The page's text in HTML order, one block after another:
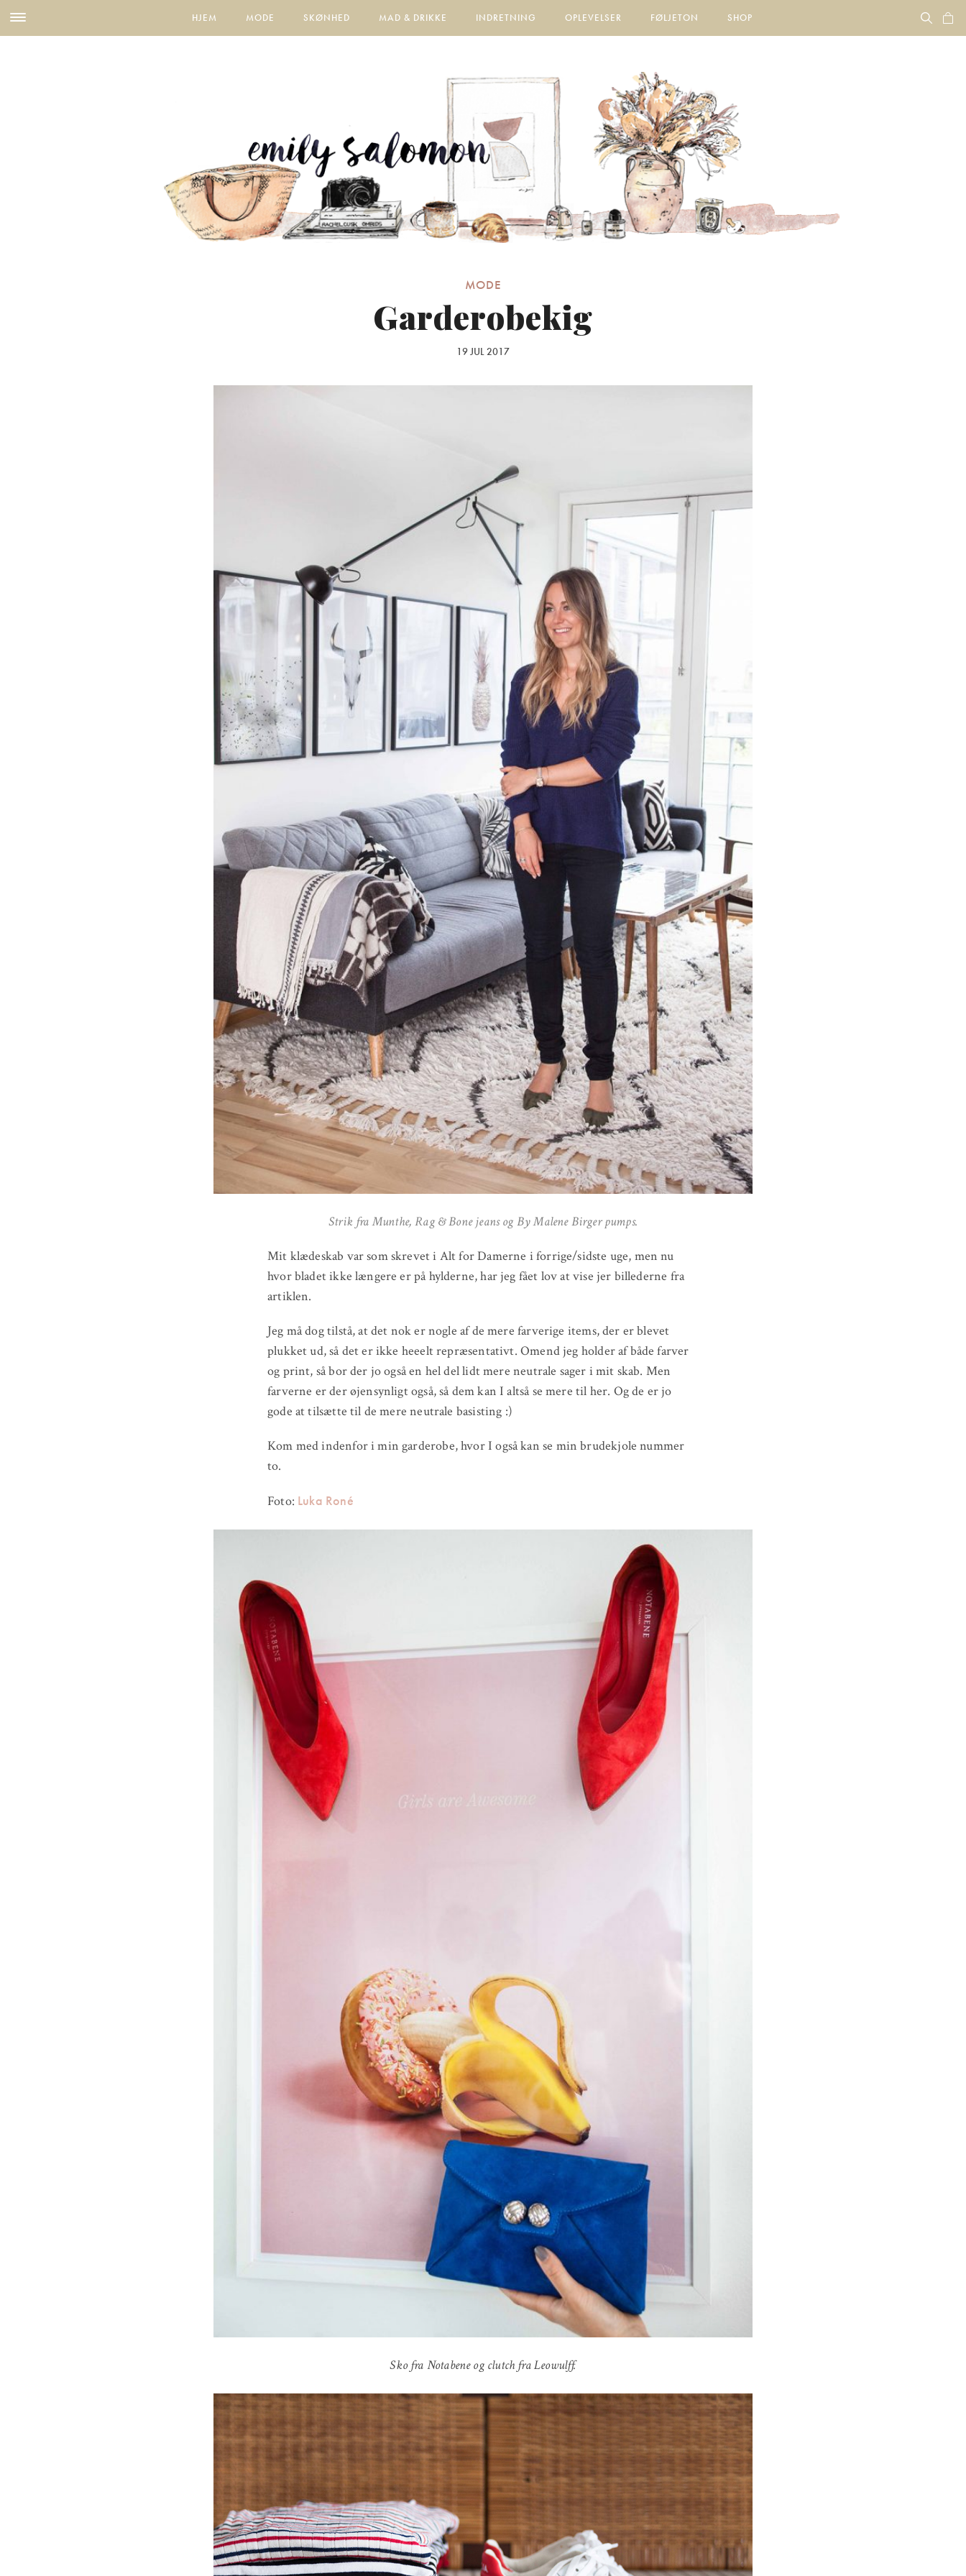
HJEM MODE SKØNHED MAD & DRIKKE INDRETNING OPLEVELSER FØLJETON SHOP
MODE
Garderobekig
19 JUL 2017
Strik fra Munthe, Rag & Bone jeans og By Malene Birger pumps.
Mit klædeskab var som skrevet i Alt for Damerne i forrige/sidste uge, men nu
hvor bladet ikke længere er på hylderne, har jeg fået lov at vise jer billederne fra
artiklen.
Jeg må dog tilstå, at det nok er nogle af de mere farverige items, der er blevet
plukket ud, så det er ikke heeelt repræsentativt. Omend jeg holder af både farver
og print, så bor der jo også en hel del lidt mere neutrale sager i mit skab. Men
farverne er der øjensynligt også, så dem kan I altså se mere til her. Og de er jo
gode at tilsætte til de mere neutrale basisting :)
Kom med indenfor i min garderobe, hvor I også kan se min brudekjole nummer
to.
Foto: Luka Roné
Sko fra Notabene og clutch fra Leowulff.